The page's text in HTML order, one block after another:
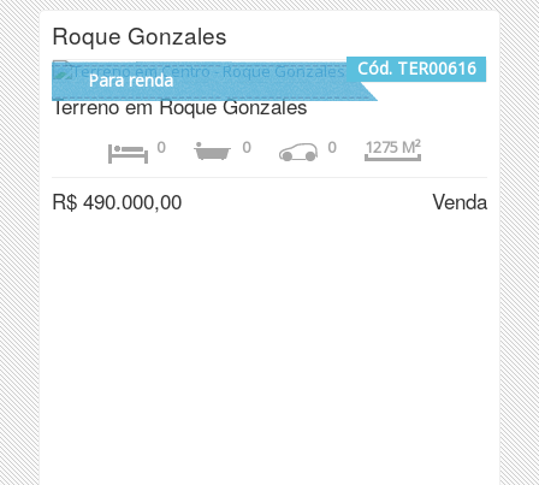
Roque Gonzales
Para renda
Cód. TER00616
Terreno em Roque Gonzales
0 0 0 1275 M²
R$ 490.000,00 Venda